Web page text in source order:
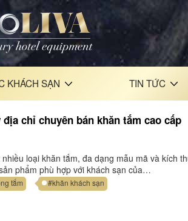
KHÁCH SẠN TIN TỨC
chỉ chuyên bán khăn tắm cao cấp
loại khăn tắm, đa dạng mẫu mã và kích
phẩm phù hợp với khách sạn của…
tắm
#khăn khách sạn